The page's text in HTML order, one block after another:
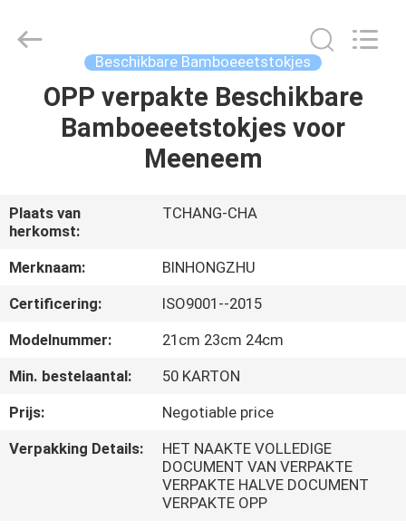
HUIS
PRODUCTEN
ONGEVEER
ONS
FABRIEKSREIS
CONTACTEER
ONS
Export
Beschikbare Bamboeeetstokjes
OPP verpakte Beschikbare
Bamboeeetstokjes voor
Meeneem
Plaats van
herkomst:
TCHANG-CHA
Merknaam:
BINHONGZHU
Certificering:
ISO9001--2015
Modelnummer:
21cm 23cm 24cm
Min. bestelaantal:
50 KARTON
Prijs:
Negotiable price
Verpakking Details:
HET NAAKTE VOLLEDIGE
DOCUMENT VAN VERPAKTE
VERPAKTE HALVE DOCUMENT
VERPAKTE OPP